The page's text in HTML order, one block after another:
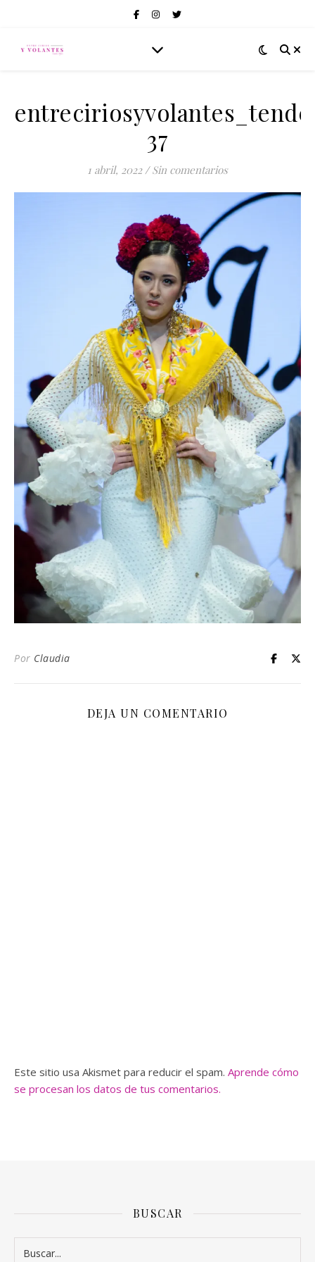
37
1 abril, 2022 / Sin comentarios
Por Claudia
DEJA UN COMENTARIO
Este sitio usa Akismet para reducir el spam. Aprende cómo
se procesan los datos de tus comentarios.
BUSCAR